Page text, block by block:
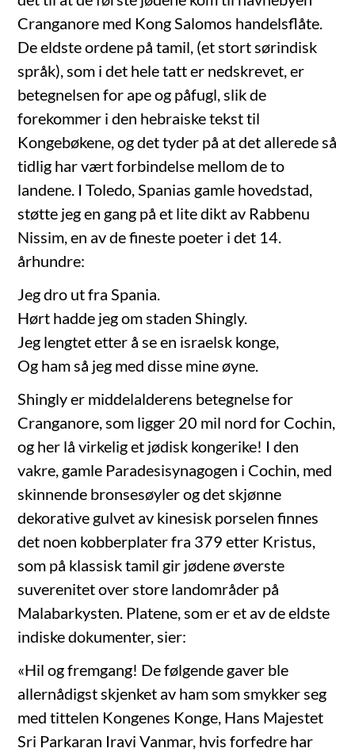
Cranganore med Kong Salomos handelsflåte.
De eldste ordene på tamil, (et stort sørindisk
språk), som i det hele tatt er nedskrevet, er
betegnelsen for ape og påfugl, slik de
forekommer i den hebraiske tekst til
Kongebøkene, og det tyder på at det allerede så
tidlig har vært forbindelse mellom de to
landene. I Toledo, Spanias gamle hovedstad,
støtte jeg en gang på et lite dikt av Rabbenu
Nissim, en av de fineste poeter i det 14.
århundre:
Jeg dro ut fra Spania.
Hørt hadde jeg om staden Shingly.
Jeg lengtet etter å se en israelsk konge,
Og ham så jeg med disse mine øyne.
Shingly er middelalderens betegnelse for
Cranganore, som ligger 20 mil nord for Cochin,
og her lå virkelig et jødisk kongerike! I den
vakre, gamle Paradesisynagogen i Cochin, med
skinnende bronsesøyler og det skjønne
dekorative gulvet av kinesisk porselen finnes
det noen kobberplater fra 379 etter Kristus,
som på klassisk tamil gir jødene øverste
suverenitet over store landområder på
Malabarkysten. Platene, som er et av de eldste
indiske dokumenter, sier:
«Hil og fremgang! De følgende gaver ble
allernådigst skjenket av ham som smykker seg
med tittelen Kongenes Konge, Hans Majestet
Sri Parkaran Iravi Vanmar, hvis forfedre har